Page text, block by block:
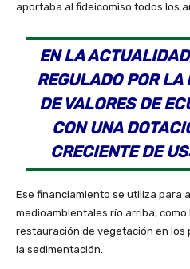
aportaba al fideicomiso todos los
EN LA
REGULADO POR LA
DE VALORES DE
CON UNA
CRECIENTE DE
Ese financiamiento se utiliza para
medioambientales río arriba,
restauración de vegetación en los
la sedimentación.